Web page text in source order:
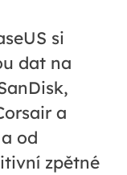
si
dat na
a
od
zpětné